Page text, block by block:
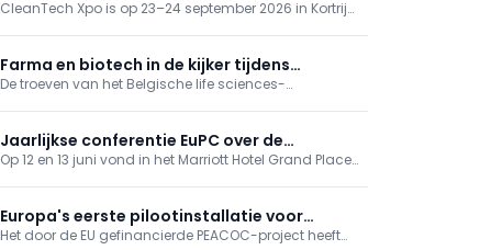
uw duurzame transitie
CleanTech Xpo is op 23–24 september 2026 in Kortrijk
(bv. groene waterstof) en ESG. Tegelijk loopt
Sustainable Solutions. Gratis registratie.
Farma en biotech in de kijker tijdens
Belgische economische missie naar Turkije
De troeven van het Belgische life sciences-
Hare Majesteit de Koningin. Sectorfederatie essenscia
nam in Istanboel deel aan een high-level seminarie.
Jaarlijkse conferentie EuPC over de
toekomst van kunststoffen
Op 12 en 13 juni vond in het Marriott Hotel Grand Place
forum waar de toekomst van kunststoffen werd
besproken.
Europa's eerste pilootinstallatie voor
microgolfverwarmde uitloging
Het door de EU gefinancierde PEACOC-project heeft